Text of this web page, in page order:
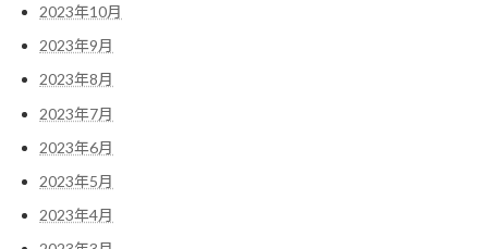
2023年10月
2023年9月
2023年8月
2023年7月
2023年6月
2023年5月
2023年4月